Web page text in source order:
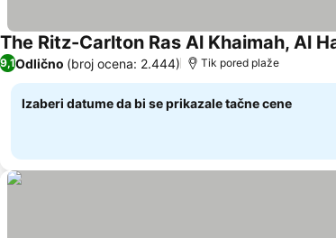
The Ritz-Carlton Ras Al Khaimah, Al
9,1Odlično (broj ocena: 2.444) Tik pored plaže
Izaberi datume da bi se prikazale tačne cene